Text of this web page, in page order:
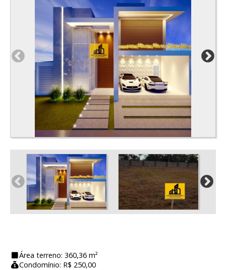
Área terreno: 360,36 m²
Condomínio: R$ 250,00